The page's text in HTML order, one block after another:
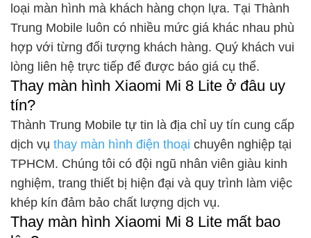
loại màn hình mà khách hàng chọn lựa. Tại Thành
Trung Mobile luôn có nhiều mức giá khác nhau phù
hợp với từng đối tượng khách hàng. Quý khách vui
lòng liên hệ trực tiếp để được báo giá cụ thể.
Thay màn hình Xiaomi Mi 8 Lite ở đâu uy
tín?
Thành Trung Mobile tự tin là địa chỉ uy tín cung cấp
dịch vụ thay màn hình điện thoại chuyên nghiệp tại
TPHCM. Chúng tôi có đội ngũ nhân viên giàu kinh
nghiệm, trang thiết bị hiện đại và quy trình làm việc
khép kín đảm bảo chất lượng dịch vụ.
Thay màn hình Xiaomi Mi 8 Lite mất bao